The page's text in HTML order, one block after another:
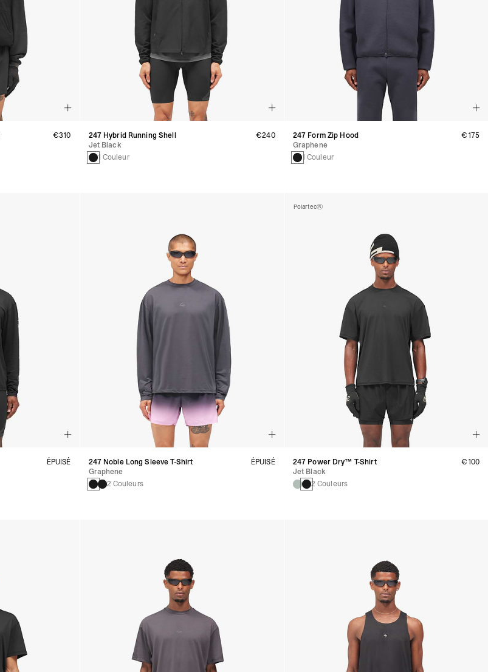
€310
247 Hybrid Running Shell
Jet Black
1 Couleur
€240
247 Form Zip Hood
Graphene
1 Couleur
€175
ÉPUISÉ
247 Noble Long Sleeve T-Shirt
Graphene
2 Couleurs
ÉPUISÉ
Polartec®
247 Power Dry™ T-Shirt
Jet Black
2 Couleurs
€100